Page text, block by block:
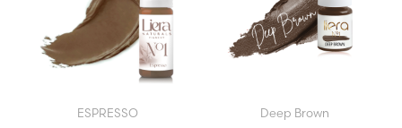
ESPRESSO Deep Brown